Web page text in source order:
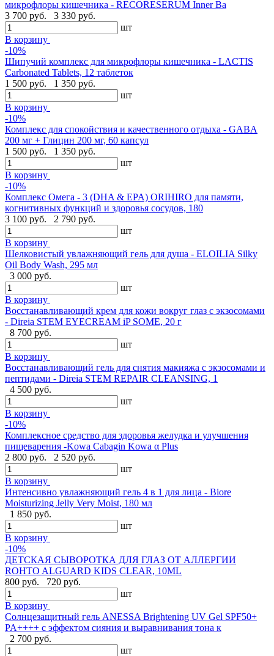
микрофлоры кишечника - RECORESERUM Inner Ba
3 700 руб.
3 330 руб.
шт
В корзину
-10%
Шипучий комплекс для микрофлоры кишечника - LACTIS
Carbonated Tablets, 12 таблеток
1 500 руб.
1 350 руб.
шт
В корзину
-10%
Комплекс для спокойствия и качественного отдыха - GABA
200 мг + Глицин 200 мг, 60 капсул
1 500 руб.
1 350 руб.
шт
В корзину
-10%
Комплекс Омега - 3 (DHA & EPA) ORIHIRO для памяти,
когнитивных функций и здоровья сосудов, 180
3 100 руб.
2 790 руб.
шт
В корзину
Шелковистый увлажняющий гель для душа - ELOILIA Silky
Oil Body Wash, 295 мл
3 000 руб.
шт
В корзину
Восстанавливающий крем для кожи вокруг глаз с экзосомами
- Direia STEM EYECREAM iP SOME, 20 г
8 700 руб.
шт
В корзину
Восстанавливающий гель для снятия макияжа с экзосомами и
пептидами - Direia STEM REPAIR CLEANSING, 1
4 500 руб.
шт
В корзину
-10%
Комплексное средство для здоровья желудка и улучшения
пищеварения -Kowa Cabagin Kowa α Plus
2 800 руб.
2 520 руб.
шт
В корзину
Интенсивно увлажняющий гель 4 в 1 для лица - Biore
Moisturizing Jelly Very Moist, 180 мл
1 850 руб.
шт
В корзину
-10%
ДЕТСКАЯ СЫВОРОТКА ДЛЯ ГЛАЗ ОТ АЛЛЕРГИИ
ROHTO ALGUARD KIDS CLEAR, 10ML
800 руб.
720 руб.
шт
В корзину
Солнцезащитный гель ANESSA Brightening UV Gel SPF50+
PA++++ с эффектом сияния и выравнивания тона к
2 700 руб.
шт